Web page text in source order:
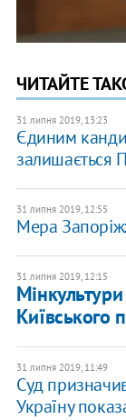
ЧИТАЙТЕ
31 липня 2019, 13:23
Єдиним
залишається
31 липня 2019, 12:55
Мера
31 липня 2019, 12:15
Київського
31 липня 2019, 11:49
Суд
Україну